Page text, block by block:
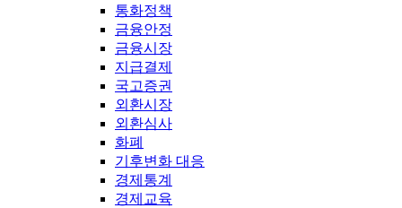
통화정책
금융안정
금융시장
지급결제
국고증권
외환시장
외환심사
화폐
기후변화 대응
경제통계
경제교육